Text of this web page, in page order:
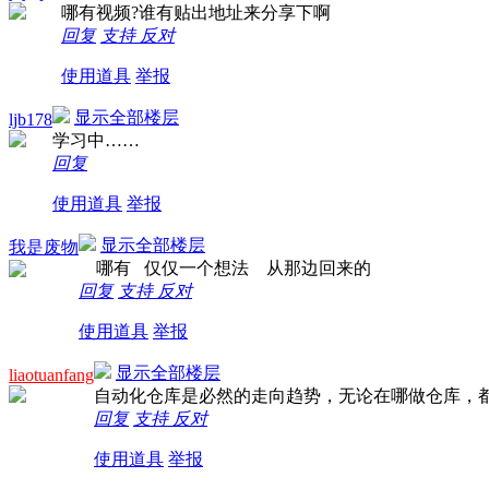
哪有视频?谁有贴出地址来分享下啊
回复 支持 反对
使用道具 举报
ljb178
显示全部楼层
学习中……
回复
使用道具 举报
我是废物
显示全部楼层
哪有 仅仅一个想法 从那边回来的
回复 支持 反对
使用道具 举报
liaotuanfang
显示全部楼层
自动化仓库是必然的走向趋势，无论在哪做仓库，
回复 支持 反对
使用道具 举报